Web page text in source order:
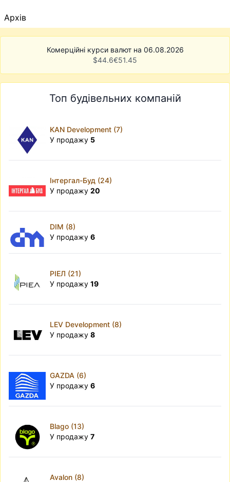
Архів
Комерційні курси валют на 06.08.2026
$44.6€51.45
Топ будівельних компаній
KAN Development (7)
У продажу 5
Інтергал-Буд (24)
У продажу 20
DIM (8)
У продажу 6
РІЕЛ (21)
У продажу 19
LEV Development (8)
У продажу 8
GAZDA (6)
У продажу 6
Blago (13)
У продажу 7
Avalon (8)